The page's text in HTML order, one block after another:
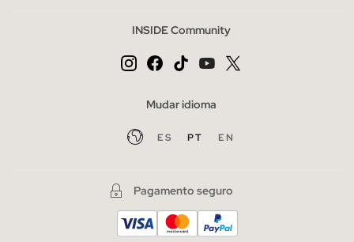
INSIDE Community
Mudar idioma
ES PT EN
Pagamento seguro